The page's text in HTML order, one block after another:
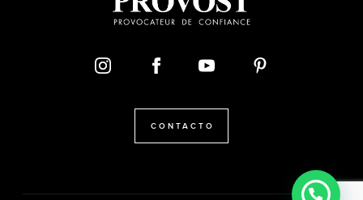
CONTACTO